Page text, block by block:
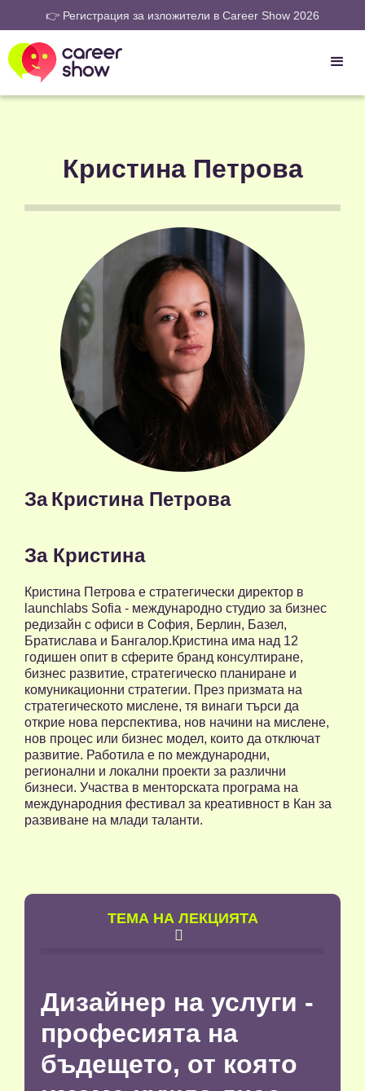
👉 Регистрация за изложители в Career Show 2026
Кристина Петрова
За Кристина Петрова
За Кристина
Кристина Петрова е стратегически директор в
launchlabs Sofia - международно студио за бизнес
редизайн с офиси в София, Берлин, Базел,
Братислава и Бангалор.Кристина има над 12
годишен опит в сферите бранд консултиране,
бизнес развитие, стратегическо планиране и
комуникационни стратегии. През призмата на
стратегическото мислене, тя винаги търси да
открие нова перспектива, нов начини на мислене,
нов процес или бизнес модел, които да отключат
развитие. Работила е по международни,
регионални и локални проекти за различни
бизнеси. Участва в менторската програма на
международния фестивал за креативност в Кан за
развиване на млади таланти.
TЕМА НА ЛЕКЦИЯТА

Дизайнер на услуги -
професията на
бъдещето, от която